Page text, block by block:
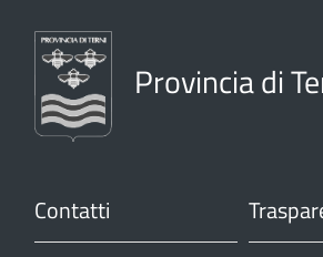
Provincia di
Contatti